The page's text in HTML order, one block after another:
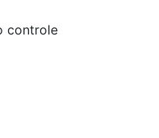
controle